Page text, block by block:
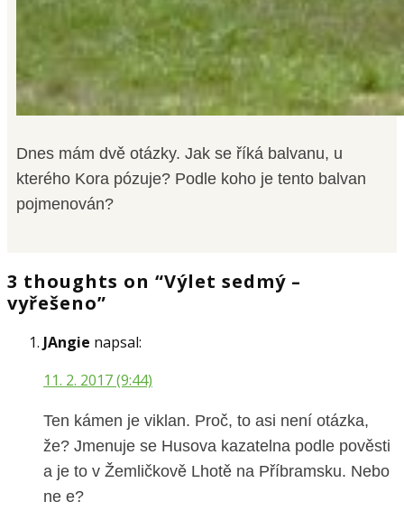
Dnes mám dvě otázky. Jak se říká balvanu, u
kterého Kora pózuje? Podle koho je tento balvan
pojmenován?
3 thoughts on “Výlet sedmý –
vyřešeno”
JAngie napsal:
11. 2. 2017 (9:44)
Ten kámen je viklan. Proč, to asi není otázka,
že? Jmenuje se Husova kazatelna podle pověsti
a je to v Žemličkově Lhotě na Příbramsku. Nebo
ne e?